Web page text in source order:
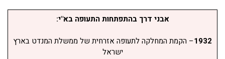
אבני דרך בהתפתחות התעופה בא"י:
1932– הקמת המחלקה לתעופה אזרחית של ממשלת המנדט בארץ
ישראל